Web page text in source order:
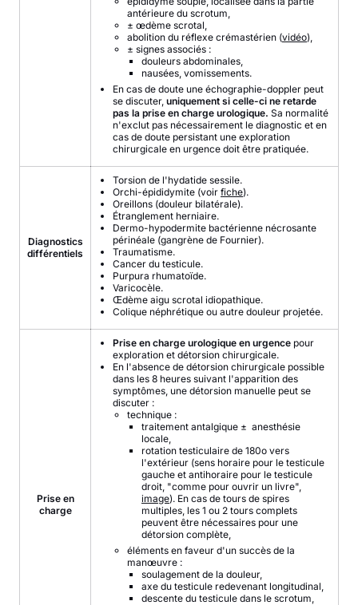
antérieure du scrotum,
± œdème scrotal,
abolition du réflexe crémastérien (vidéo),
± signes associés :
douleurs abdominales,
nausées, vomissements.
En cas de doute une échographie-doppler peut
se discuter, uniquement si celle-ci ne retarde
pas la prise en charge urologique. Sa normalité
n'exclut pas nécessairement le diagnostic et en
cas de doute persistant une exploration
chirurgicale en urgence doit être pratiquée.
Diagnostics
différentiels
Torsion de l'hydatide sessile.
Orchi-épididymite (voir fiche).
Oreillons (douleur bilatérale).
Étranglement herniaire.
Dermo-hypodermite bactérienne nécrosante
périnéale (gangrène de Fournier).
Traumatisme.
Cancer du testicule.
Purpura rhumatoïde.
Varicocèle.
Œdème aigu scrotal idiopathique.
Colique néphrétique ou autre douleur projetée.
Prise en
charge
Prise en charge urologique en urgence pour
exploration et détorsion chirurgicale.
En l'absence de détorsion chirurgicale possible
dans les 8 heures suivant l'apparition des
symptômes, une détorsion manuelle peut se
discuter :
technique :
traitement antalgique ± anesthésie
locale,
rotation testiculaire de 180o vers
l'extérieur (sens horaire pour le testicule
gauche et antihoraire pour le testicule
droit, "comme pour ouvrir un livre",
image). En cas de tours de spires
multiples, les 1 ou 2 tours complets
peuvent être nécessaires pour une
détorsion complète,
éléments en faveur d'un succès de la
manœuvre :
soulagement de la douleur,
axe du testicule redevenant longitudinal,
descente du testicule dans le scrotum,